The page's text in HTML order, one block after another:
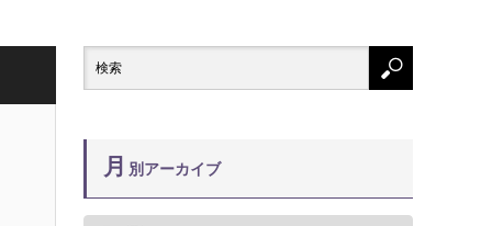
月 別アーカイブ